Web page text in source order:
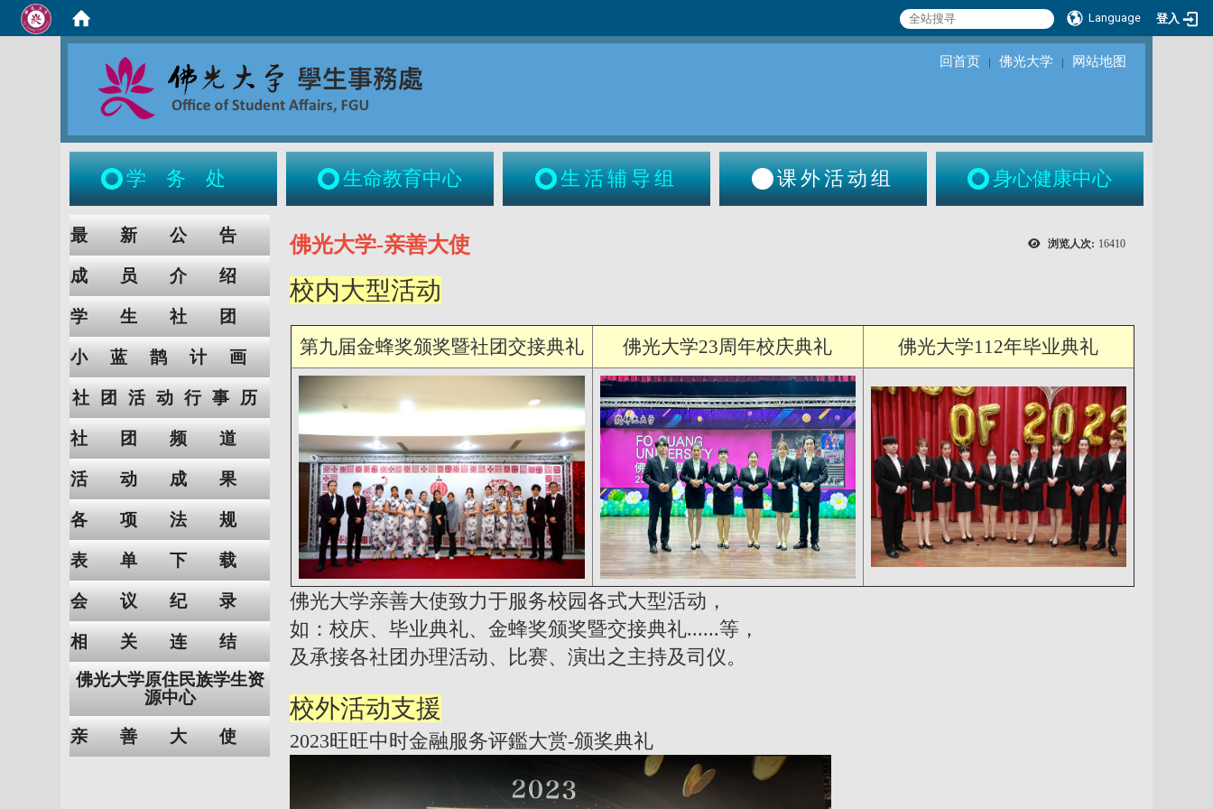
Language 登入
回首页 ｜ 佛光大学 ｜ 网站地图
学务处 生命教育中心 生活辅导组 课外活动组 身心健康中心
最新公告
成员介绍
学生社团
小蓝鹊计画
社团活动行事历
社团频道
活动成果
各项法规
表单下载
会议纪录
相关连结
佛光大学原住民族学生资
源中心
亲善大使
浏览人次: 16410
佛光大学-亲善大使
校内大型活动
第九届金蜂奖颁奖暨社团交接典礼 佛光大学23周年校庆典礼 佛光大学112年毕业典礼
佛光大学亲善大使致力于服务校园各式大型活动，
如：校庆、毕业典礼、金蜂奖颁奖暨交接典礼......等，
及承接各社团办理活动、比赛、演出之主持及司仪。
校外活动支援
2023旺旺中时金融服务评鑑大赏-颁奖典礼